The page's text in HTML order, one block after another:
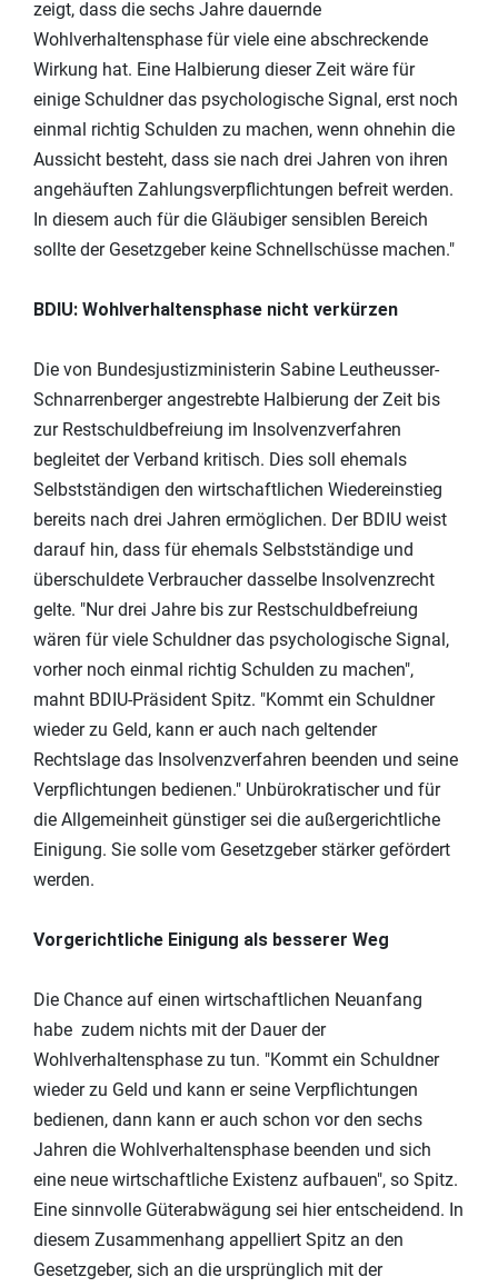
zeigt, dass die sechs Jahre dauernde
Wohlverhaltensphase für viele eine abschreckende
Wirkung hat. Eine Halbierung dieser Zeit wäre für
einige Schuldner das psychologische Signal, erst noch
einmal richtig Schulden zu machen, wenn ohnehin die
Aussicht besteht, dass sie nach drei Jahren von ihren
angehäuften Zahlungsverpflichtungen befreit werden.
In diesem auch für die Gläubiger sensiblen Bereich
sollte der Gesetzgeber keine Schnellschüsse machen."
BDIU: Wohlverhaltensphase nicht verkürzen
Die von Bundesjustizministerin Sabine Leutheusser-
Schnarrenberger angestrebte Halbierung der Zeit bis
zur Restschuldbefreiung im Insolvenzverfahren
begleitet der Verband kritisch. Dies soll ehemals
Selbstständigen den wirtschaftlichen Wiedereinstieg
bereits nach drei Jahren ermöglichen. Der BDIU weist
darauf hin, dass für ehemals Selbstständige und
überschuldete Verbraucher dasselbe Insolvenzrecht
gelte. "Nur drei Jahre bis zur Restschuldbefreiung
wären für viele Schuldner das psychologische Signal,
vorher noch einmal richtig Schulden zu machen",
mahnt BDIU-Präsident Spitz. "Kommt ein Schuldner
wieder zu Geld, kann er auch nach geltender
Rechtslage das Insolvenzverfahren beenden und seine
Verpflichtungen bedienen." Unbürokratischer und für
die Allgemeinheit günstiger sei die außergerichtliche
Einigung. Sie solle vom Gesetzgeber stärker gefördert
werden.
Vorgerichtliche Einigung als besserer Weg
Die Chance auf einen wirtschaftlichen Neuanfang
habe zudem nichts mit der Dauer der
Wohlverhaltensphase zu tun. "Kommt ein Schuldner
wieder zu Geld und kann er seine Verpflichtungen
bedienen, dann kann er auch schon vor den sechs
Jahren die Wohlverhaltensphase beenden und sich
eine neue wirtschaftliche Existenz aufbauen", so Spitz.
Eine sinnvolle Güterabwägung sei hier entscheidend. In
diesem Zusammenhang appelliert Spitz an den
Gesetzgeber, sich an die ursprünglich mit der